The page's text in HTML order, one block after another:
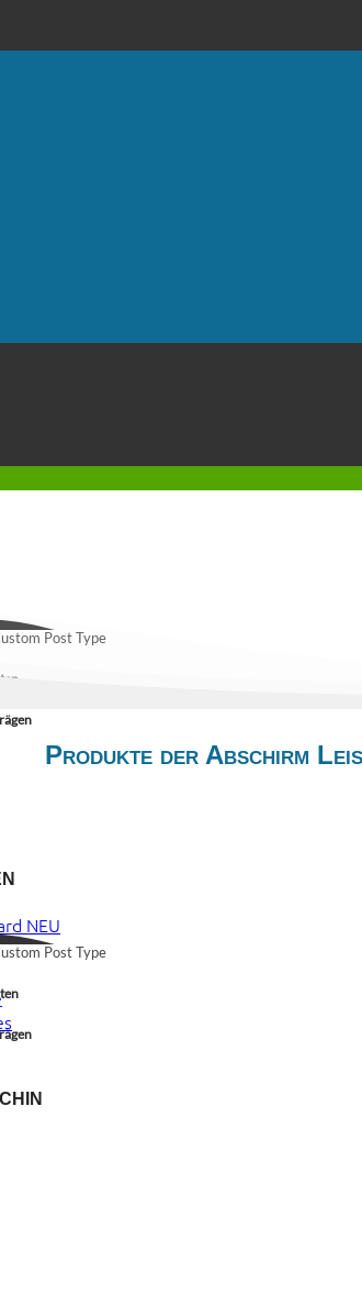
Post Type
Post Type
Produkte der Abschirm